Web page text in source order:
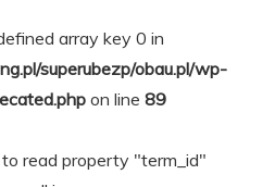
array key 0 in
superubezp/obau.pl/wp-
on line 89
read property "term_id"